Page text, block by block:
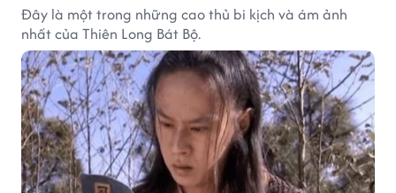
Đây là một trong những cao thủ bi kịch và ám ảnh
nhất của Thiên Long Bát Bộ.